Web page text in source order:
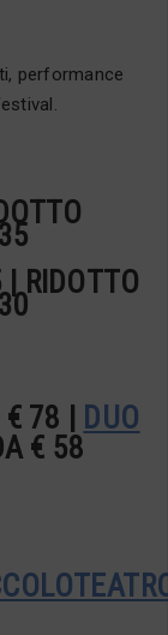
performance
| RIDOTTO
78 |
DUO
€ 58